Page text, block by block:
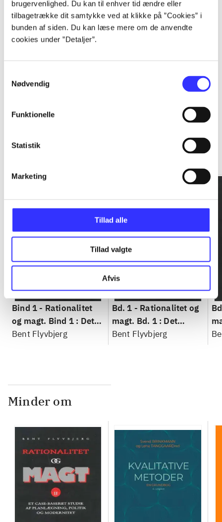
brugervenlighed. Du kan til enhver tid ændre eller
tilbagetrække dit samtykke ved at klikke på ”Cookies” i
bunden af siden. Du kan læse mere om de anvendte
cookies under ”Detaljer”.
Nødvendig
Funktionelle
Statistik
Marketing
Tillad alle
Tillad valgte
Afvis
...
Bind 1 - Rationalitet
og magt. Bind 1 : Det
konkretes videnskab
Bent Flyvbjerg
Bd. 1 - Rationalitet og
magt. Bd. 1 : Det
konkretes videnskab
Bent Flyvbjerg
Minder om